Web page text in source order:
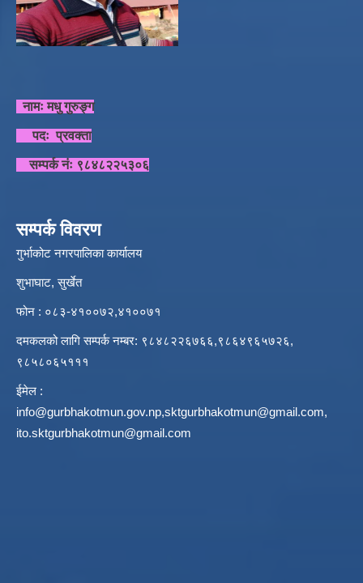
नामः मधु गुरुङ्ग
पदः प्रवक्ता
सम्पर्क नंः ९८४८२२५३०६
सम्पर्क विवरण
गुर्भाकोट नगरपालिका कार्यालय
शुभाघाट, सुर्खेत
फोन : ०८३-४१००७२,४१००७१
दमकलको लागि सम्पर्क नम्बर: ९८४८२२६७६६,९८६४९६५७२६,
९८५८०६५१११
ईमेल :
info@gurbhakotmun.gov.np,sktgurbhakotmun@gmail.com,
ito.sktgurbhakotmun@gmail.com